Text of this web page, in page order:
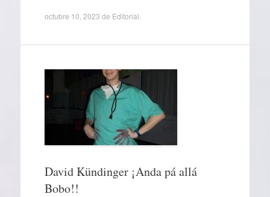
octubre 10, 2023 de Editorial
David Kündinger ¡Anda pá allá
Bobo!!